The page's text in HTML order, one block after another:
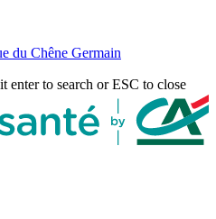
du Chêne Germain
enter to search or ESC to close